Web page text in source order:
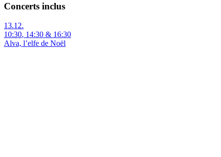
Concerts inclus
13.12.
10:30, 14:30 & 16:30
Alva, l’elfe de Noël